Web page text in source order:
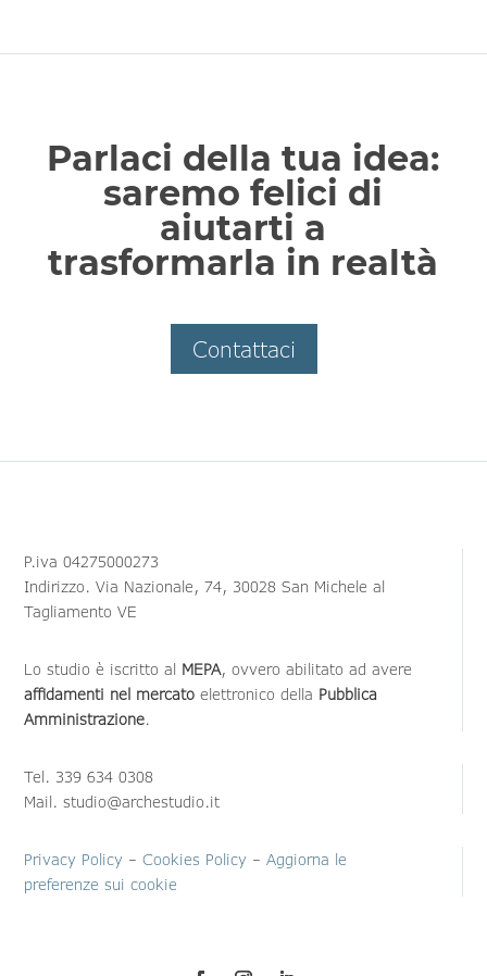
Parlaci della tua idea:
saremo felici di
aiutarti a
trasformarla in realtà
Contattaci
P.iva 04275000273
Indirizzo. Via Nazionale, 74, 30028 San Michele al
Tagliamento VE
Lo studio è iscritto al MEPA, ovvero abilitato ad avere
affidamenti nel mercato elettronico della Pubblica
Amministrazione.
Tel. 339 634 0308
Mail. studio@archestudio.it
Privacy Policy –Cookies Policy –Aggiorna le
preferenze sui cookie